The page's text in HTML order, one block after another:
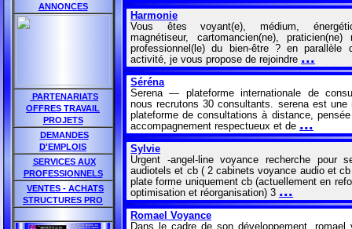
ANNONCES
PARTENARIATS
OFFRES TRAVAIL
PROJETS
DEMANDES
D'EMPLOIS
SERVICES AUX
PROFESSIONNELS
VENTES - ACHATS
STRUCTURES PRO
Harmonie
Vous êtes voyant(e), médium,
magnétiseur, cartomancien(ne),
professionnel(le) du bien-être ? en parallèle
activité, je vous propose de rejoindre ...
Séréna
Serena — plateforme internationale de
nous recrutons 30 consultants. serena est une
plateforme de consultations à distance,
accompagnement respectueux et de ...
Sylvie
Urgent -angel-line voyance recherche pour
audiotels et cb ( 2 cabinets voyance audio et
plate forme uniquement cb (actuellement en
optimisation et réorganisation) 3 ...
Romael Voyance
Dans le cadre de son développement, romael